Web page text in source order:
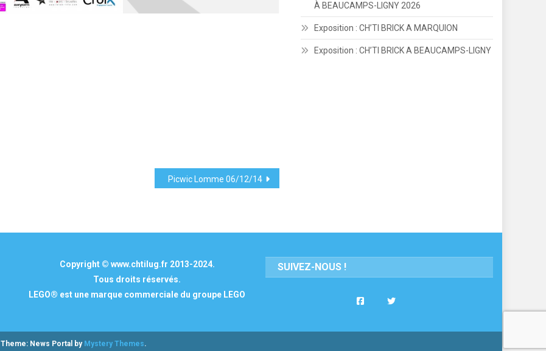
Picwic Lomme 06/12/14
À BEAUCAMPS-LIGNY 2026
Exposition : CH’TI BRICK A MARQUION
Exposition : CH’TI BRICK A BEAUCAMPS-LIGNY
Copyright © www.chtilug.fr 2013-2024.
Tous droits réservés.
LEGO® est une marque commerciale du groupe LEGO
SUIVEZ-NOUS !
Theme: News Portal by Mystery Themes.